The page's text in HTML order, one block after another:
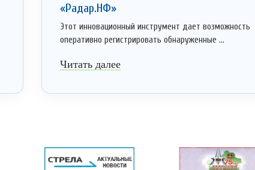
«Радар.НФ»
Этот инновационный инструмент дает возможность
оперативно регистрировать обнаруженные ...
Читать далее